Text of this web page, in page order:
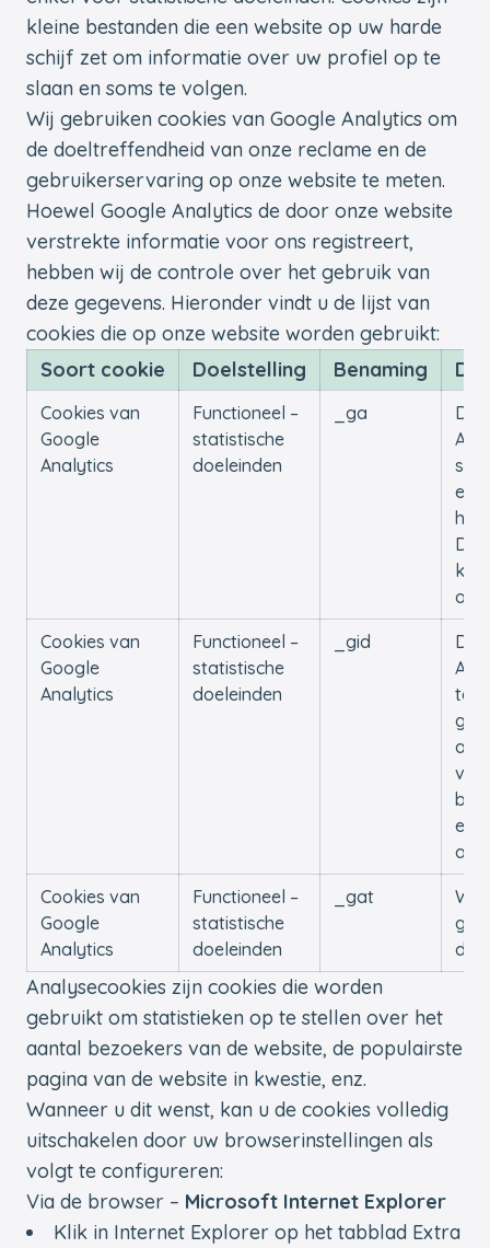
kleine bestanden die een website op uw harde
schijf zet om informatie over uw profiel op te
slaan en soms te volgen.
Wij gebruiken cookies van Google Analytics om
de doeltreffendheid van onze reclame en de
gebruikerservaring op onze website te meten.
Hoewel Google Analytics de door onze website
verstrekte informatie voor ons registreert,
hebben wij de controle over het gebruik van
deze gegevens. Hieronder vindt u de lijst van
cookies die op onze website worden gebruikt:
Soort cookie
Doelstelling Benaming
Cookies van
Google
Analytics
Functioneel –
statistische
doeleinden
_ga
en
De
om
Cookies van
Google
Analytics
Functioneel –
statistische
doeleinden
_gid
te
en
Cookies van
Google
Analytics
Functioneel –
statistische
doeleinden
_gat
de
Analysecookies zijn cookies die worden
gebruikt om statistieken op te stellen over het
aantal bezoekers van de website, de populairste
pagina van de website in kwestie, enz.
Wanneer u dit wenst, kan u de cookies volledig
uitschakelen door uw browserinstellingen als
volgt te configureren:
Via de browser – Microsoft Internet Explorer
Klik in Internet Explorer op het tabblad Extra